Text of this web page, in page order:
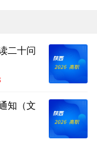
二十问
知（文